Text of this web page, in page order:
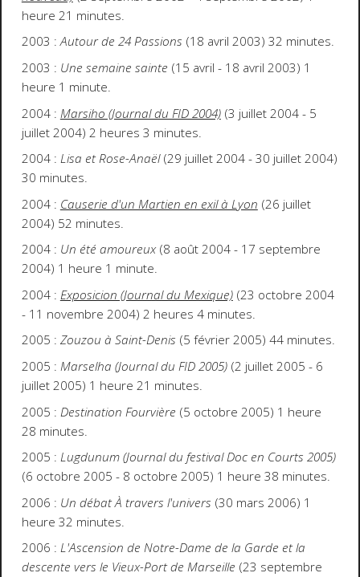
heure 21 minutes.
2003 :Autour de 24 Passions (18 avril 2003) 32 minutes.
2003 : Une semaine sainte (15 avril - 18 avril 2003) 1
heure 1 minute.
2004 : Marsiho (Journal du FID 2004)(3 juillet 2004 - 5
juillet 2004) 2 heures 3 minutes.
2004 : Lisa et Rose-Anaël(29 juillet 2004 - 30 juillet 2004)
30 minutes.
2004 : Causerie d'un Martien en exil à Lyon (26 juillet
2004) 52 minutes.
2004 : Un été amoureux(8 août 2004 - 17 septembre
2004) 1 heure 1 minute.
2004 : Exposicion (Journal du Mexique)(23 octobre 2004
- 11 novembre 2004) 2 heures 4 minutes.
2005 : Zouzou à Saint-Denis (5 février 2005) 44 minutes.
2005 : Marselha (Journal du FID 2005)(2 juillet 2005 - 6
juillet 2005) 1 heure 21 minutes.
2005 : Destination Fourvière (5 octobre 2005) 1 heure
28 minutes.
2005 : Lugdunum (Journal du festival Doc en Courts 2005)
(6 octobre 2005 - 8 octobre 2005) 1 heure 38 minutes.
2006 : Un débat À travers l'univers (30 mars 2006) 1
heure 32 minutes.
2006 : L'Ascension de Notre-Dame de la Garde et la
descente vers le Vieux-Port de Marseille (23 septembre